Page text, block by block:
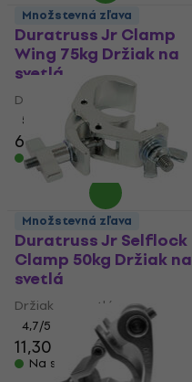
Duratruss Jr Clamp
Wing 75kg Držiak na
svetlá
Držiak na svetlá
5
6,90 €
Na sklade
Množstevná zľava
Duratruss Jr Selflock
Clamp 50kg Držiak na
svetlá
Držiak na svetlá
4,7/5
11,30 €
Na sklade
Množstevná zľava